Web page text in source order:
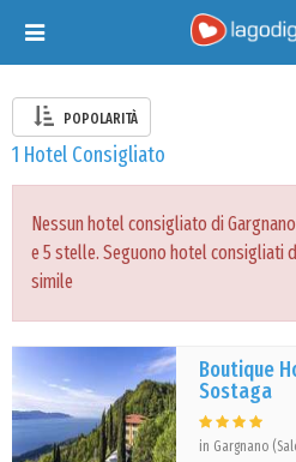
Toggle
navigation
POPOLARITÀ
1 Hotel Consigliato
Nessun hotel consigliato di
e 5 stelle. Seguono hotel consigliati
simile
Boutique
Sostaga
in Gargnano